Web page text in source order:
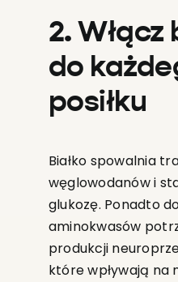
2. Włącz
do
posiłku
Białko spowalnia
węglowodanów i
glukozę. Ponadto
aminokwasów
produkcji
które wpływają na